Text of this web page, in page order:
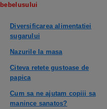
bebelusului
Diversificarea alimentatiei
sugarului
Nazurile la masa
Citeva retete gustoase de
papica
Cum sa ne ajutam copiii sa
manince sanatos?